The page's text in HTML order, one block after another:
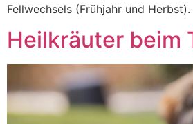
Fellwechsels (Frühjahr und
Heilkräuter beim